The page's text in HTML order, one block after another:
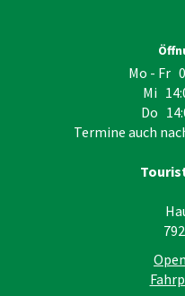
Mo - Fr
Mi
Do
Termine auch